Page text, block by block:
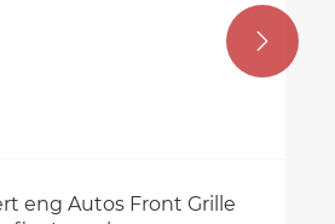
eng Autos Front Grille
